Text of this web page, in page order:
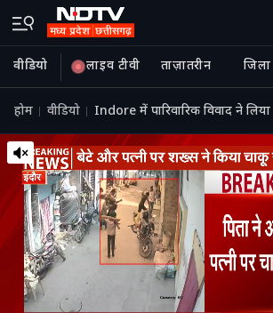
वीडियो लाइव टीवी ताज़ातरीन जिला
होम वीडियो Indore में पारिवारिक विवाद ने